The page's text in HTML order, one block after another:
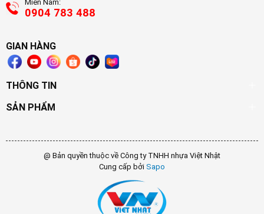
Miền Nam:
0904 783 488
GIAN HÀNG
THÔNG TIN
SẢN PHẨM
@ Bản quyền thuộc về Công ty TNHH nhựa Việt Nhật
Cung cấp bởi Sapo